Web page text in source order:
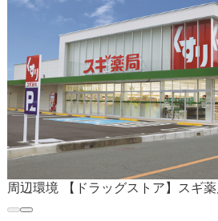
周辺環境 【ドラッグストア】スギ